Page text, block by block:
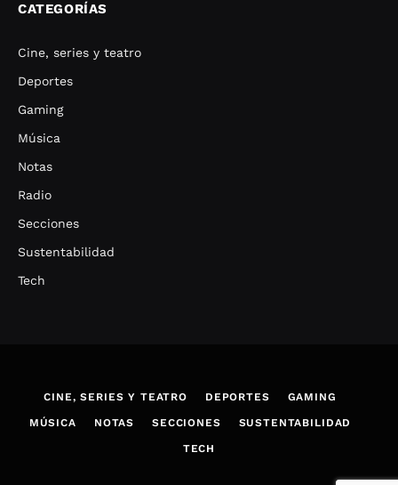
CATEGORÍAS
Cine, series y teatro
Deportes
Gaming
Música
Notas
Radio
Secciones
Sustentabilidad
Tech
CINE, SERIES Y TEATRO DEPORTES GAMING
MÚSICA NOTAS SECCIONES SUSTENTABILIDAD
TECH